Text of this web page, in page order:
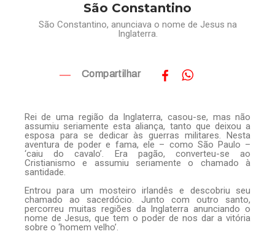
São Constantino
São Constantino, anunciava o nome de Jesus na
Inglaterra.
Compartilhar
Rei de uma região da Inglaterra, casou-se, mas não
assumiu seriamente esta aliança, tanto que deixou a
esposa para se dedicar às guerras militares. Nesta
aventura de poder e fama, ele – como São Paulo –
‘caiu do cavalo’. Era pagão, converteu-se ao
Cristianismo e assumiu seriamente o chamado à
santidade.
Entrou para um mosteiro irlandês e descobriu seu
chamado ao sacerdócio. Junto com outro santo,
percorreu muitas regiões da Inglaterra anunciando o
nome de Jesus, que tem o poder de nos dar a vitória
sobre o ‘homem velho’.